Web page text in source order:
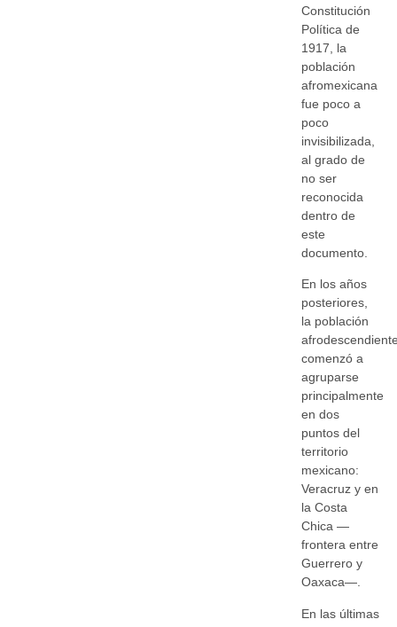
Constitución
Política de
1917, la
población
afromexicana
fue poco a
poco
invisibilizada,
al grado de
no ser
reconocida
dentro de
este
documento.
En los años
posteriores,
la población
comenzó a
agruparse
principalmente
en dos
puntos del
territorio
mexicano:
Veracruz y en
la Costa
Chica —
frontera entre
Guerrero y
Oaxaca—.
En las últimas